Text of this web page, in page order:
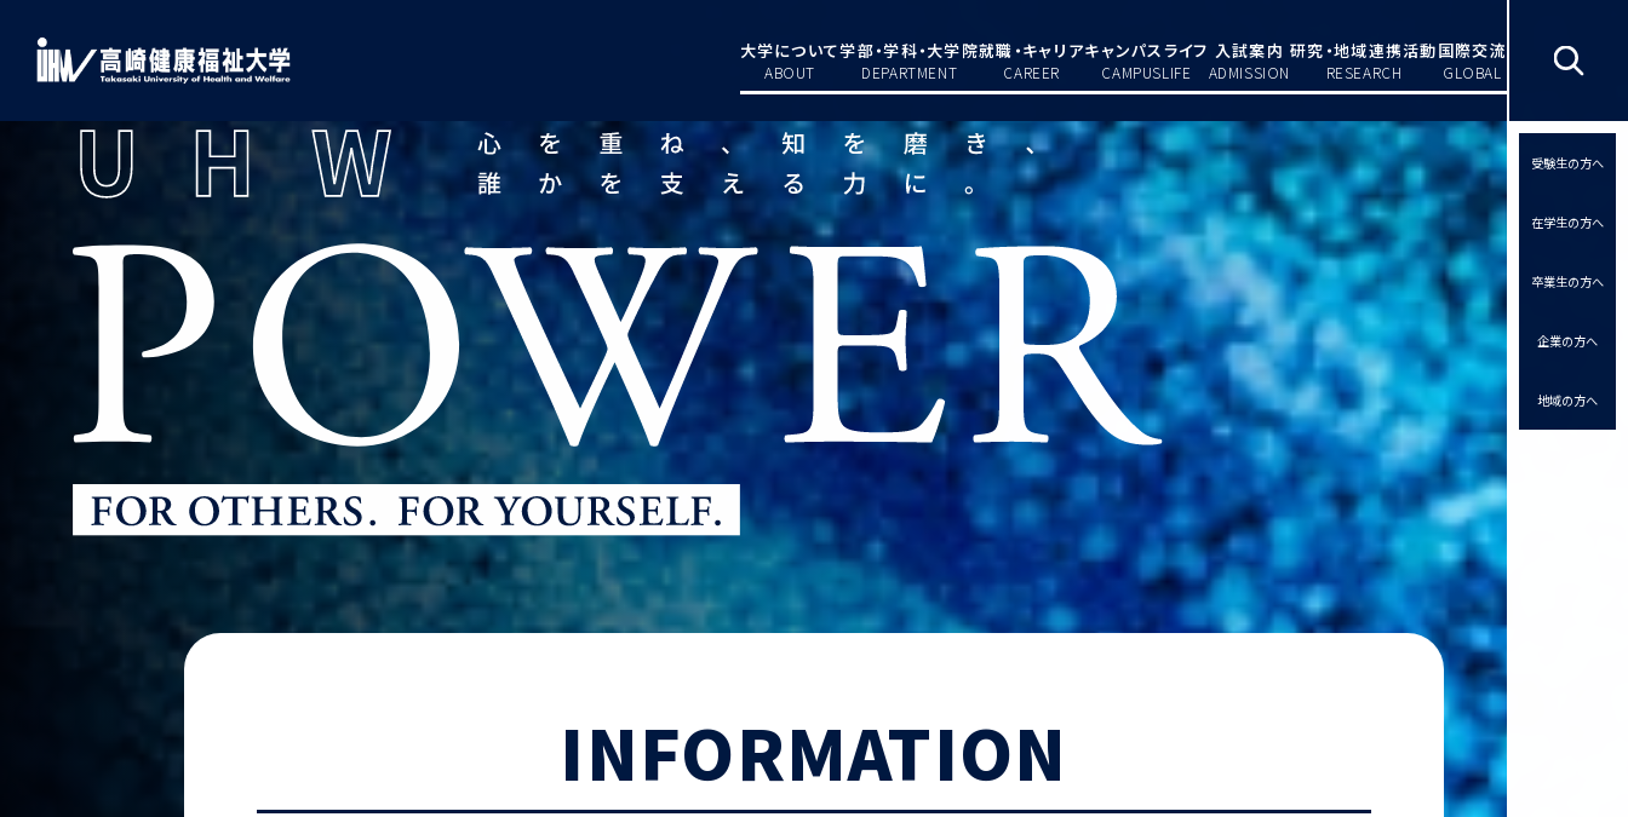
大学について
ABOUT
学部・学科・大学院
DEPARTMENT
就職・キャリア
CAREER
キャンパスライフ
CAMPUSLIFE
入試案内
ADMISSION
研究・地域連携活動
RESEARCH
国際交流
GLOBAL
受験生の方へ
在学生の方へ
卒業生の方へ
企業の方へ
地域の方へ
INFORMATION